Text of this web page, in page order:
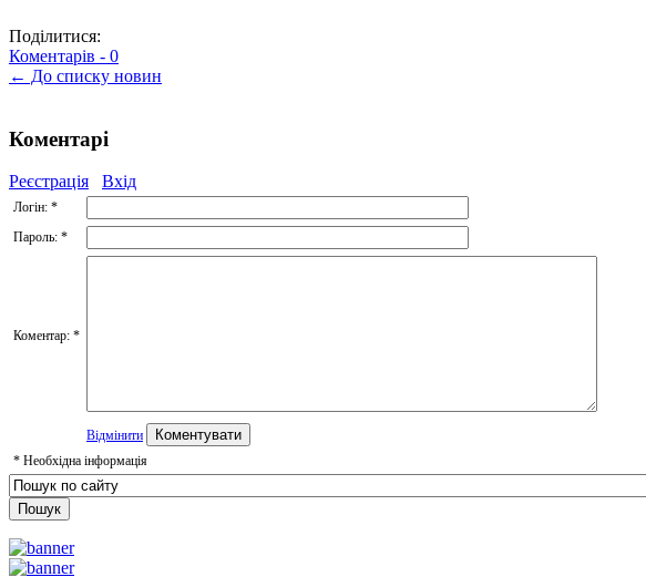
Поділитися:
Коментарів - 0
← До списку новин
Коментарі
Реєстрація Вхід
Логін: *
Пароль: *
Коментар: *
Відмінити
* Необхідна інформація